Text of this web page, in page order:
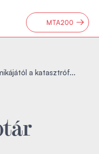
MTA200 →
a katasztróf...